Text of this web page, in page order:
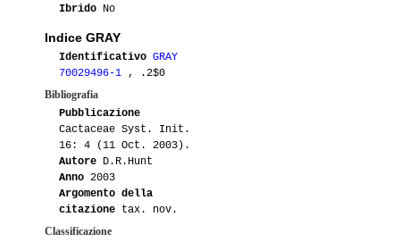
Ibrido No
Indice GRAY
Identificativo GRAY
70029496-1 , .2$0
Bibliografia
Pubblicazione
Cactaceae Syst. Init.
16: 4 (11 Oct. 2003).
Autore D.R.Hunt
Anno 2003
Argomento della
citazione tax. nov.
Classificazione